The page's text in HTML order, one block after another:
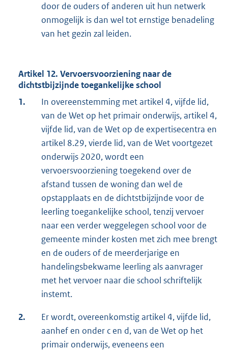
door de ouders of anderen uit hun netwerk
onmogelijk is dan wel tot ernstige benadeling
van het gezin zal leiden.
Artikel 12. Vervoersvoorziening naar de
dichtstbijzijnde toegankelijke school
1.
In overeenstemming met artikel 4, vijfde lid,
van de Wet op het primair onderwijs, artikel 4,
vijfde lid, van de Wet op de expertisecentra en
artikel 8.29, vierde lid, van de Wet voortgezet
onderwijs 2020, wordt een
vervoersvoorziening toegekend over de
afstand tussen de woning dan wel de
opstapplaats en de dichtstbijzijnde voor de
leerling toegankelijke school, tenzij vervoer
naar een verder weggelegen school voor de
gemeente minder kosten met zich mee brengt
en de ouders of de meerderjarige en
handelingsbekwame leerling als aanvrager
met het vervoer naar die school schriftelijk
instemt.
2.
Er wordt, overeenkomstig artikel 4, vijfde lid,
aanhef en onder c en d, van de Wet op het
primair onderwijs, eveneens een